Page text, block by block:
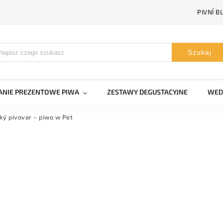
PIVNÍ
Szukaj
PREZENTOWE PIWA ZESTAWY DEGUSTACYJNE
pivovar – piwo w Pet